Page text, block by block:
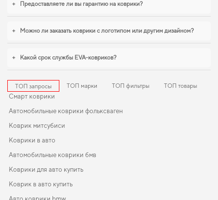
+ Предоставляете ли вы гарантию на коврики?
+ Можно ли заказать коврики с логотипом или другим дизайном?
+ Какой срок службы EVA-ковриков?
ТОП запросы ТОП марки ТОП фильтры ТОП товары
Смарт коврики
Автомобильные коврики фольксваген
Коврик митсубиси
Коврики в авто
Автомобильные коврики бмв
Коврики для авто купить
Коврик в авто купить